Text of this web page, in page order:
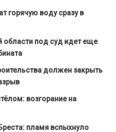
горячую воду сразу в
области под суд идет еще
должен закрыть
возгорание на
пламя вспыхнуло